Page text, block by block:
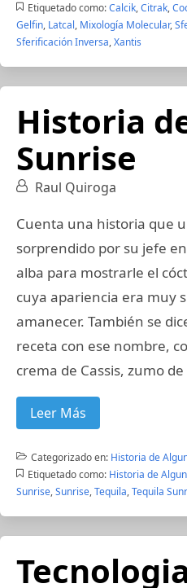
Etiquetado como: Calcik,Citrak,
Gelfin, Latcal, Mixología Molecular,
Sferificación Inversa,Xantis
Historia
Sunrise
Raul Quiroga
Cuenta una historia que
sorprendido por su jefe
alba para mostrarle el
cuya apariencia era muy
amanecer. También se
receta con ese nombre,
crema de Cassis, zumo
Leer Más
Categorizado en: Historia de
Etiquetado como: Historia de
Sunrise,Sunrise,Tequila,Tequila